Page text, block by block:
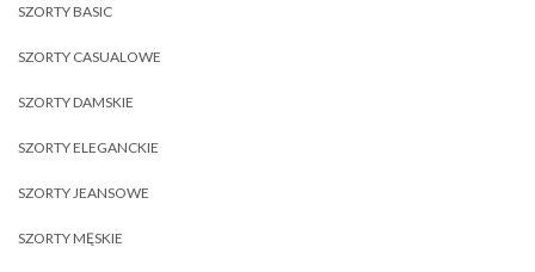
SZORTY BASIC
SZORTY CASUALOWE
SZORTY DAMSKIE
SZORTY ELEGANCKIE
SZORTY JEANSOWE
SZORTY MĘSKIE